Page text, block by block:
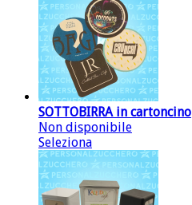
SOTTOBIRRA in cartoncino
Non disponibile
Seleziona